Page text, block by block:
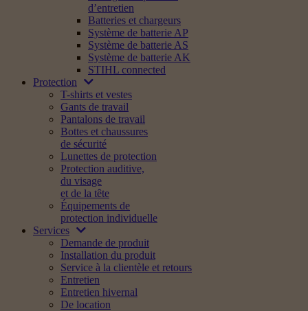
d’entretien
Batteries et chargeurs
Système de batterie AP
Système de batterie AS
Système de batterie AK
STIHL connected
Protection
T-shirts et vestes
Gants de travail
Pantalons de travail
Bottes et chaussures
de sécurité
Lunettes de protection
Protection auditive,
du visage
et de la tête
Équipements de
protection individuelle
Services
Demande de produit
Installation du produit
Service à la clientèle et retours
Entretien
Entretien hivernal
De location